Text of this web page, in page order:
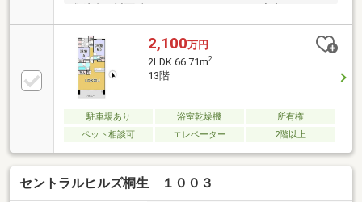
化粧台、対面式キッチン、セキュリティ充実、バリア
フリー、南面バルコニー、複層ガラス、オートバス、
高速ネット対応、温水洗浄便座、ＴＶモニタ付インタ
ーホン、通風良好、ウォークインクローゼット、ＩＨ
クッキングヒーター、シューズインクローク、ペット
相談、BS・CS・CATV、小学校 徒歩10分以内、床暖
房、エレベーター、宅配ボックス、オール電化
2,100万円
2LDK 66.71m2
13階
駐車場あり 浴室乾燥機
所有権
ペット相談可
エレベーター 2階以上
セントラルヒルズ桐生 １００３